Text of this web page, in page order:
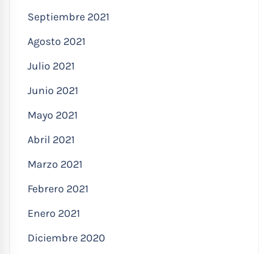
Septiembre 2021
Agosto 2021
Julio 2021
Junio 2021
Mayo 2021
Abril 2021
Marzo 2021
Febrero 2021
Enero 2021
Diciembre 2020